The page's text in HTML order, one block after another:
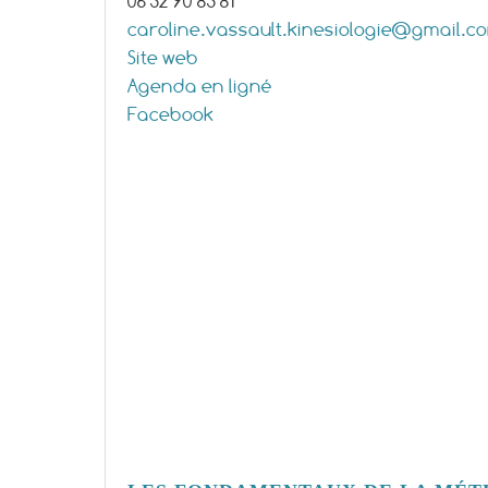
Site web
Agenda en ligné
Facebook